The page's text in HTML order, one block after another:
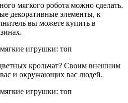
мягкого робота можно сделать.
декоративные элементы, к
вы можете купить в
крольчат? Своим внешним
и окружающих вас людей.